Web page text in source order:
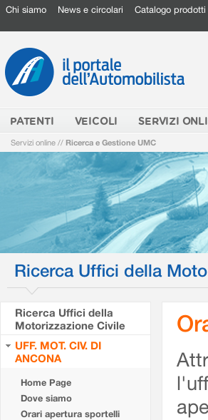
Chi siamo News e circolari Catalogo prodotti
PATENTI VEICOLI SERVIZI
Servizi online // Ricerca e Gestione UMC
Ricerca Uffici della
Ricerca Uffici della
Motorizzazione Civile
UFF. MOT. CIV. DI
ANCONA
Home Page
Dove siamo
Orari apertura sportelli